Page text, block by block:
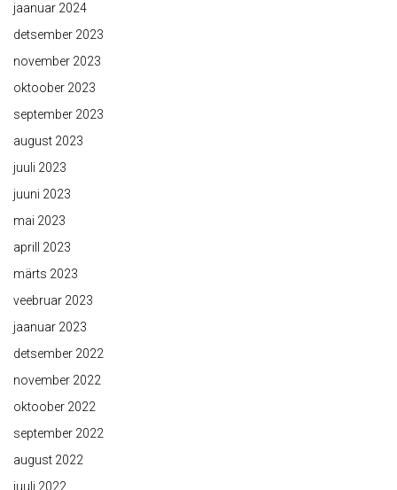
jaanuar 2024
detsember 2023
november 2023
oktoober 2023
september 2023
august 2023
juuli 2023
juuni 2023
mai 2023
aprill 2023
märts 2023
veebruar 2023
jaanuar 2023
detsember 2022
november 2022
oktoober 2022
september 2022
august 2022
juuli 2022